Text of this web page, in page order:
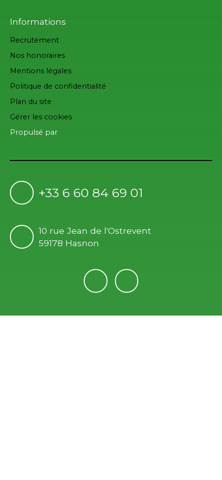
Informations
Recrutement
Nos honoraires
Mentions légales
Politique de confidentialité
Plan du site
Gérer les cookies
Propulsé par
+33 6 60 84 69 01
10 rue Jean de l'Ostrevent
59178 Hasnon